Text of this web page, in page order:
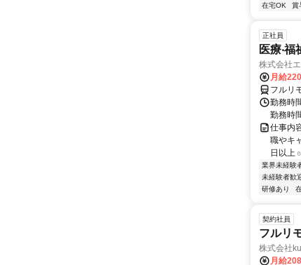
在宅OK
賞
正社員
医療‧
株式会社
月給
フルリ
勤務時
勤務時
仕事内
職やキ
日以上
業界未経験
未経験者歓
研修あり
契約社員
フルリ
株式会社
月給